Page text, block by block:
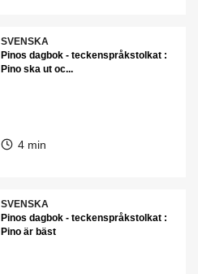
SVENSKA
Pinos dagbok - teckenspråkstolkat :
Pino ska ut oc...
4 min
SVENSKA
Pinos dagbok - teckenspråkstolkat :
Pino är bäst